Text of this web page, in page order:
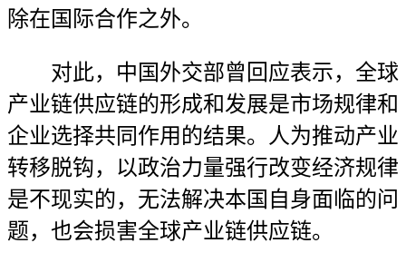
除在国际合作之外。
对此，中国外交部曾回应表示，全球
产业链供应链的形成和发展是市场规律和
企业选择共同作用的结果。人为推动产业
转移脱钩，以政治力量强行改变经济规律
是不现实的，无法解决本国自身面临的问
题，也会损害全球产业链供应链。